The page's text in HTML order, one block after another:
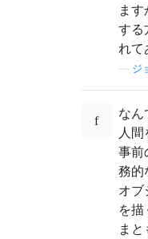
ま
する
れて
ジ
なん
人間
事前
務的
オブ
を
ま